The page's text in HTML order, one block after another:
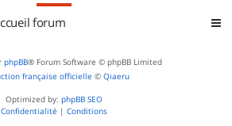
forum
phpBB® Forum Software © phpBB Limited
française officielle © Qiaeru
Optimized by: phpBB SEO
Confidentialité | Conditions